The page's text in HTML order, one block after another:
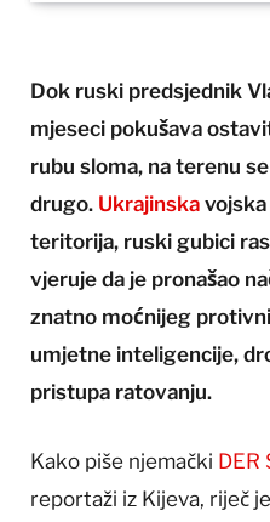
Dok ruski predsjednik
mjeseci pokušava
rubu sloma, na terenu
drugo. Ukrajinska
teritorija, ruski gubici
vjeruje da je pronašao
znatno moćnijeg
umjetne inteligencije,
pristupa ratovanju.
Kako piše njemački DER
reportaži iz Kijeva, riječ